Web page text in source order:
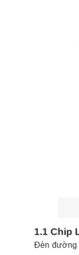
1.1 Chip
Đèn đường